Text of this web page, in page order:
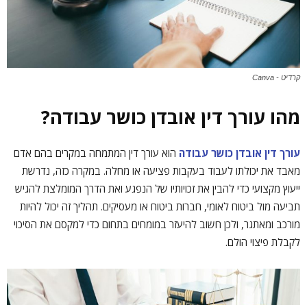
קרדיט - Canva
מהו עורך דין אובדן כושר עבודה?
עורך דין אובדן כושר עבודה הוא עורך דין המתמחה במקרים בהם אדם
מאבד את יכולתו לעבוד בעקבות פציעה או מחלה. במקרה כזה, נדרשת
ייעוץ מקצועי כדי להבין את זכויותיו של הנפגע ואת הדרך המומלצת להגיש
תביעה מול ביטוח לאומי, חברות ביטוח או מעסיקים. תהליך זה יכול להיות
מורכב ומאתגר, ולכן חשוב להיעזר במומחים בתחום כדי למקסם את הסיכוי
לקבלת פיצוי הולם.